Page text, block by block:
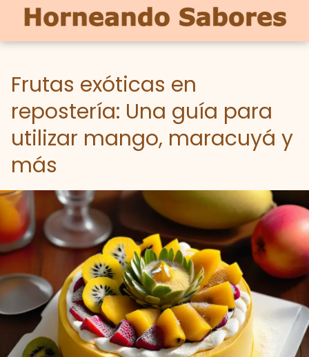
Frutas exóticas en
repostería: Una guía para
utilizar mango, maracuyá y
más